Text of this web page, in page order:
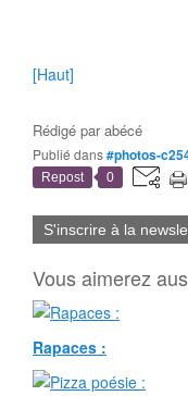
[Haut]
Rédigé parabécé
Publié dans#photos-
Repost 0
S'inscrire à la
Vous aimerez
Rapaces :